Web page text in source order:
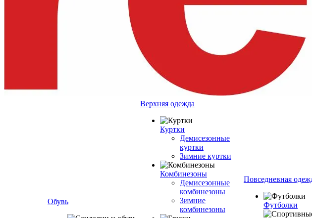
Обувь
Верхняя одежда
Куртки
Демисезонные
куртки
Зимние куртки
Комбинезоны
Демисезонные
комбинезоны
Зимние
комбинезоны
Повседневная
Футболки